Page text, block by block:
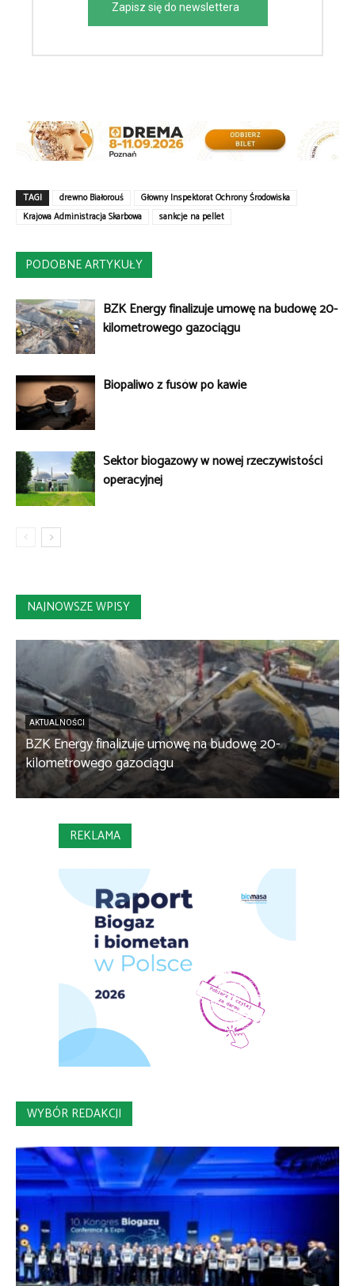
Zapisz się do newslettera
TAGI drewno Białorouś
Główny Inspektorat Ochrony Środowiska
Krajowa Administracja Skarbowa
sankcje na pellet
PODOBNE ARTYKUŁY
BZK Energy finalizuje umowę na budowę 20-
kilometrowego gazociągu
Biopaliwo z fusów po kawie
Sektor biogazowy w nowej rzeczywistości
operacyjnej
NAJNOWSZE WPISY
AKTUALNOŚCI
BZK Energy finalizuje umowę na budowę 20-
kilometrowego gazociągu
REKLAMA
WYBÓR REDAKCJI